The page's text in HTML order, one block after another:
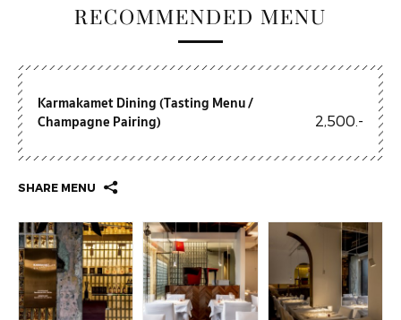
RECOMMENDED MENU
Karmakamet Dining (Tasting Menu /
Champagne Pairing)
2,500.-
SHARE MENU